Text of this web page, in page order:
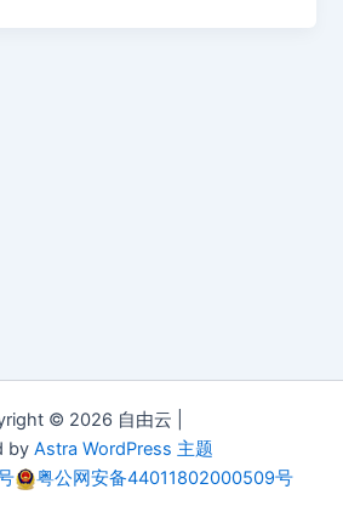
© 2026 自由云 |
by Astra WordPress 主题
粤公网安备44011802000509号